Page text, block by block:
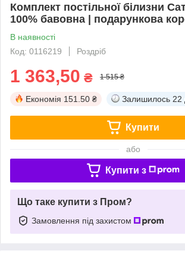
Комплект постільної білизни
100% бавовна | подарункова
В наявності
Код: 0116219
Роздріб
1 363,50 ₴ 1 515 ₴
Економія 151.50 ₴ Залишилось 22
Купити
або
Купити з
Що таке купити з Пром?
Замовлення під захистом